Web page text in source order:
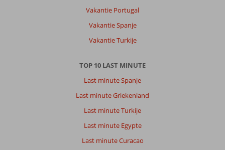
Vakantie Portugal
Vakantie Spanje
Vakantie Turkije
TOP 10 LAST MINUTE
Last minute Spanje
Last minute Griekenland
Last minute Turkije
Last minute Egypte
Last minute Curacao